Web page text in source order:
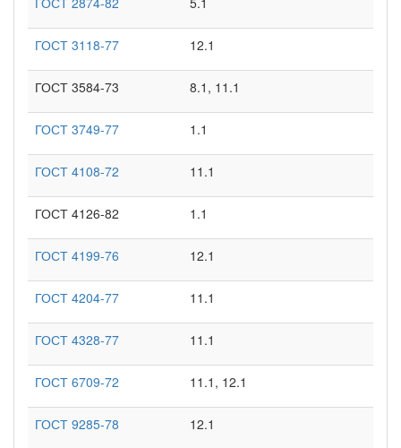
ГОСТ 3118-77 12.1
ГОСТ 3584-73 8.1, 11.1
ГОСТ 3749-77 1.1
ГОСТ 4108-72 11.1
ГОСТ 4126-82 1.1
ГОСТ 4199-76 12.1
ГОСТ 4204-77 11.1
ГОСТ 4328-77 11.1
ГОСТ 6709-72 11.1, 12.1
ГОСТ 9285-78 12.1